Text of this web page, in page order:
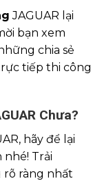
JAGUAR lại
bạn xem
chia sẻ
tiếp thi công
Chưa?
hãy để lại
nhé! Trải
ràng nhất